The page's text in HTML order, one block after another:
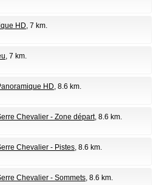
HD, 7 km.
, 7 km.
HD, 8.6 km.
Chevalier - Zone départ, 8.6 km.
Chevalier - Pistes, 8.6 km.
Chevalier - Sommets, 8.6 km.